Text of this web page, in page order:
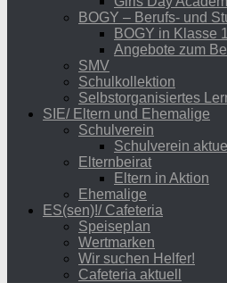
BOGY – Berufs- und
BOGY in Klasse
Angebote zum
SMV
Schulkollektion
Selbstorganisiertes
SIE/ Eltern und Ehemalige
Schulverein
Schulverein aktuell
Elternbeirat
Eltern in Aktion
Ehemalige
ES(sen)!/ Cafeteria
Speiseplan
Wertmarken
Wir suchen Helfer!
Cafeteria aktuell